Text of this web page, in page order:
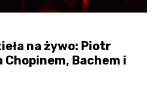
na żywo: Piotr
Bachem i